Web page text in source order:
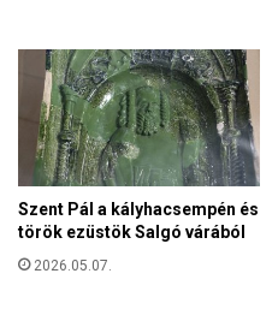
e
Szent Pál a kályhacsempén és
török ezüstök Salgó várából
2026.05.07.